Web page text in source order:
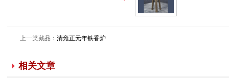
上一类藏品： 清雍正元年铁香炉
相关文章